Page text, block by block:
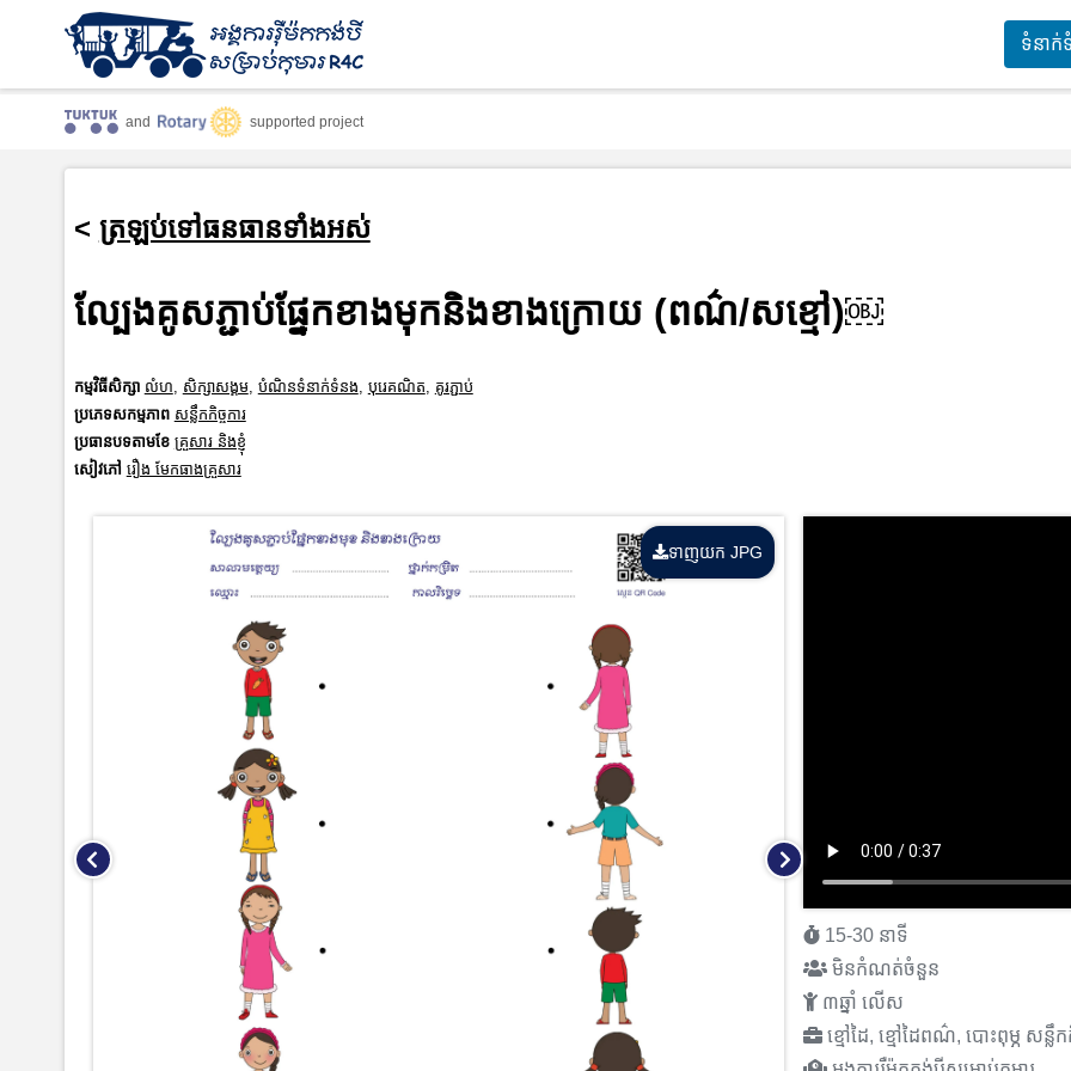
ទំនាក់
and supported project
< ត្រឡប់ទៅធនធានទាំងអស់
ល្បែងគូសភ្ជាប់ផ្នែកខាងមុកនិងខាងក្រោយ (ពណ៌/សខ្មៅ)￼
កម្មវិធីសិក្សា លំហ សិក្សាសង្គម, បំណិនទំនាក់ទំនង បុរេគណិត
គូរភ្ជាប់
ប្រភេទសកម្មភាព សន្លឹកកិច្ចការ
ប្រធានបទតាមខែ គ្រួសារ និងខ្ញុំ
សៀវភៅ រឿង មែកធាងគ្រួសារ
ទាញយក JPG
15-30 នាទី
មិនកំណត់ចំនួន
៣ឆ្នាំ លើស
ខ្មៅដៃ, ខ្មៅដៃពណ៌, បោះពុម្ភ សន្លឹក